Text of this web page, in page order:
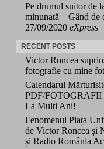
Pe drumul suitor de
minunată – Gând de
27/09/2020 eXpress
RECENT POSTS
Victor Roncea
fotografie cu mine
Calendarul
PDF/FOTOGRAFII
La Mulți Ani!
Fenomenul Piața
de Victor Roncea și
și Radio România